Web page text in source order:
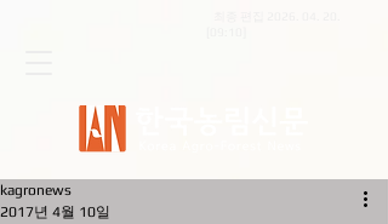
kagronews
2017년 4월 10일